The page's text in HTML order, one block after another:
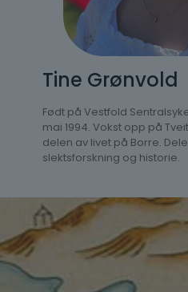
Tine Grønvold
Født på Vestfold
mai 1994. Vokst opp på
delen av livet på Borre.
slektsforskning og historie.